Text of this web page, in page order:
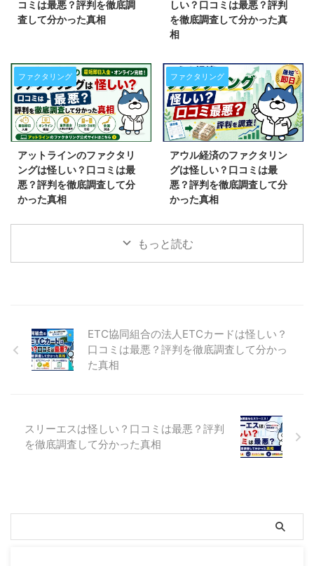
コミは最悪？評判を徹底調
査して分かった真相
しい？口コミは最悪？評判
を徹底調査して分かった真
相
ファクタリング
アットラインのファクタリ
ングは怪しい？口コミは最
悪？評判を徹底調査して分
かった真相
ファクタリング
アウル経済のファクタリン
グは怪しい？口コミは最
悪？評判を徹底調査して分
かった真相
もっと読む
ETC協同組合の法人ETCカードは怪しい？
口コミは最悪？評判を徹底調査して分かっ
た真相
スリーエスは怪しい？口コミは最悪？評判
を徹底調査して分かった真相